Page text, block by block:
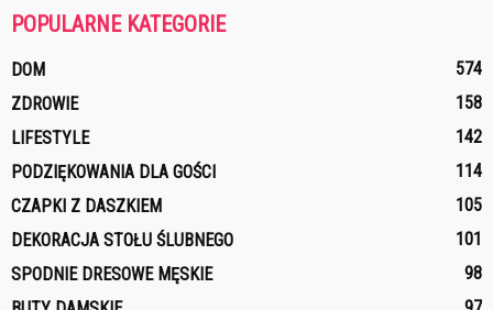
POPULARNE KATEGORIE
DOM
574
ZDROWIE
158
LIFESTYLE
142
PODZIĘKOWANIA DLA GOŚCI
114
CZAPKI Z DASZKIEM
105
DEKORACJA STOŁU ŚLUBNEGO
101
SPODNIE DRESOWE MĘSKIE
98